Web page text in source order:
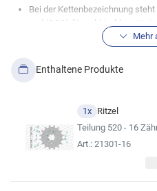
Bei der Kettenbezeichnung
und (G&G) für gold/goldene
Normale, stahlfarbene Ketten
Wichtige Info in Bezug zu den
Datenblättern der
die absolute Richtigkeit der von
Fahrzeugzuordnungen zu dem
vielen Fahrzeugen wurden auch
Änderungen seitens der
Mehr
Enthaltene Produkte
1x Ritzel
Teilung 520 - 16
Art.: 21301-16